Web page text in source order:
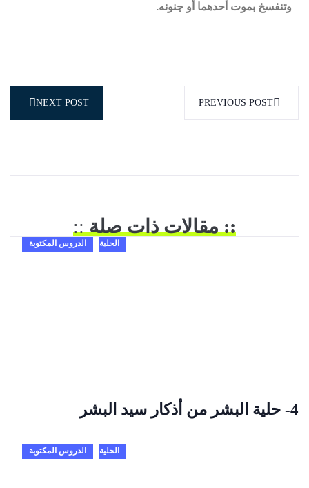
وتنفسخ بموت أحدهما أو جنونه.
PREVIOUS POST
NEXT POST
:: مقالات ذات صلة ::
الحلية الدروس المكتوبة
4- حلية البشر من أذكار سيد البشر
الحلية الدروس المكتوبة